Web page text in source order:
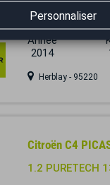
1.6 THP 165
Année
2014
Herblay - 95220
Citroën C4
1.2 PURETECH
Personnaliser